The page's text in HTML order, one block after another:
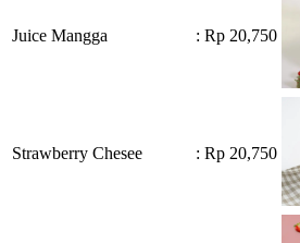
Juice Mangga : Rp 20,750
Strawberry Chesee : Rp 20,750